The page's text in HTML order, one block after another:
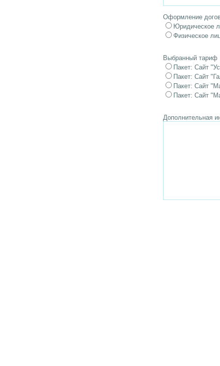
Оформление
Юридическое
Физическое
Выбранный тариф
Пакет: Сайт
Пакет: Сайт
Пакет: Сайт
Пакет: Сайт
Дополнительная